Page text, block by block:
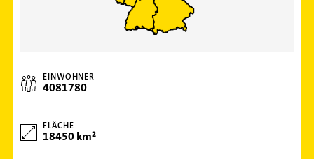
EINWOHNER
4081780
FLÄCHE
18450 km²